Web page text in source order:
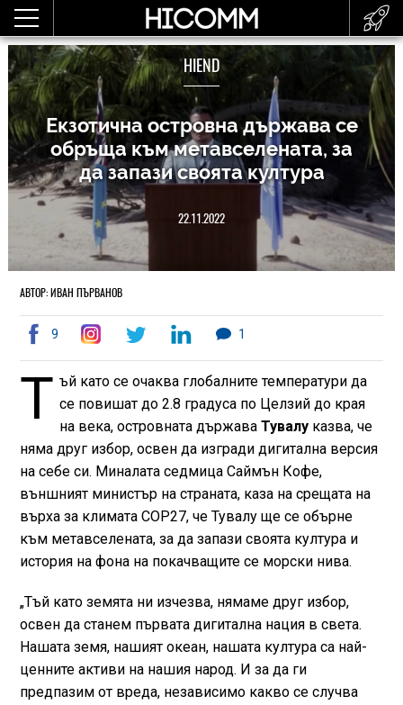
HIEND
Екзотична островна държава се
обръща към метавселената, за
да запази своята култура
22.11.2022
АВТОР: ИВАН ПЪРВАНОВ
9 1
Т ъй като се очаква глобалните температури да
се повишат до 2.8 градуса по Целзий до края
на века, островната държаваТувалу казва, че
няма друг избор, освен да изгради дигитална версия
на себе си. Миналата седмица Саймън Кофе,
външният министър на страната, каза на срещата на
върха за климата COP27, че Тувалу ще се обърне
към метавселената, за да запази своята култура и
история на фона на покачващите се морски нива.
„Тъй като земята ни изчезва, нямаме друг избор,
освен да станем първата дигитална нация в света.
Нашата земя, нашият океан, нашата култура са най-
ценните активи на нашия народ. И за да ги
предпазим от вреда, независимо какво се случва